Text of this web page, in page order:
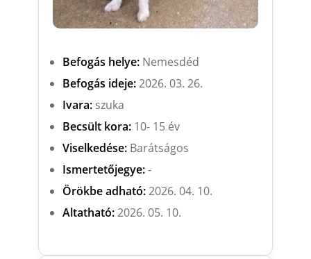
Befogás helye:Nemesdéd
Befogás ideje:2026. 03. 26.
Ivara:szuka
Becsült kora:10- 15 év
Viselkedése:Barátságos
Ismertetőjegye:-
Örökbe adható:2026. 04. 10.
Altatható:2026. 05. 10.